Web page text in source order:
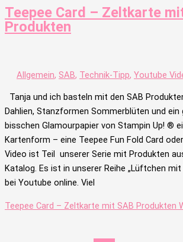
Teepee Card – Zeltkarte
Produkten
Allgemein, SAB, Technik-Tipp, Youtube
Tanja und ich basteln mit den SAB
Dahlien, Stanzformen Sommerblüten und ein
bisschen Glamourpapier von Stampin Up! ®
Kartenform – eine Teepee Fun Fold Card
Video ist Teil unserer Serie mit Produkten
Katalog. Es ist in unserer Reihe „Lüftchen mit
bei Youtube online. Viel
Teepee Card – Zeltkarte mit SAB Produkten